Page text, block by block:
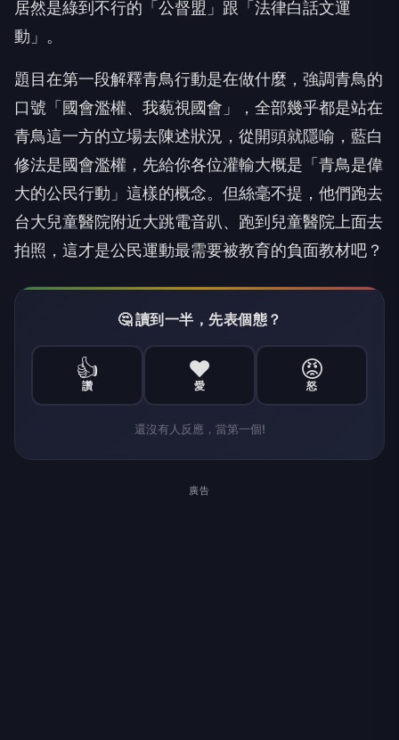
居然是綠到不行的「公督盟」跟「法律白話文運
動」。
題目在第一段解釋青鳥行動是在做什麼，強調青鳥的
口號「國會濫權、我藐視國會」，全部幾乎都是站在
青鳥這一方的立場去陳述狀況，從開頭就隱喻，藍白
修法是國會濫權，先給你各位灌輸大概是「青鳥是偉
大的公民行動」這樣的概念。但絲毫不提，他們跑去
台大兒童醫院附近大跳電音趴、跑到兒童醫院上面去
拍照，這才是公民運動最需要被教育的負面教材吧？
🤔 讀到一半，先表個態？
👍
讚
❤️
愛
😡
怒
還沒有人反應，當第一個!
廣告